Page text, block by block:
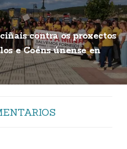
contra os proxectos
e Coéns únense en